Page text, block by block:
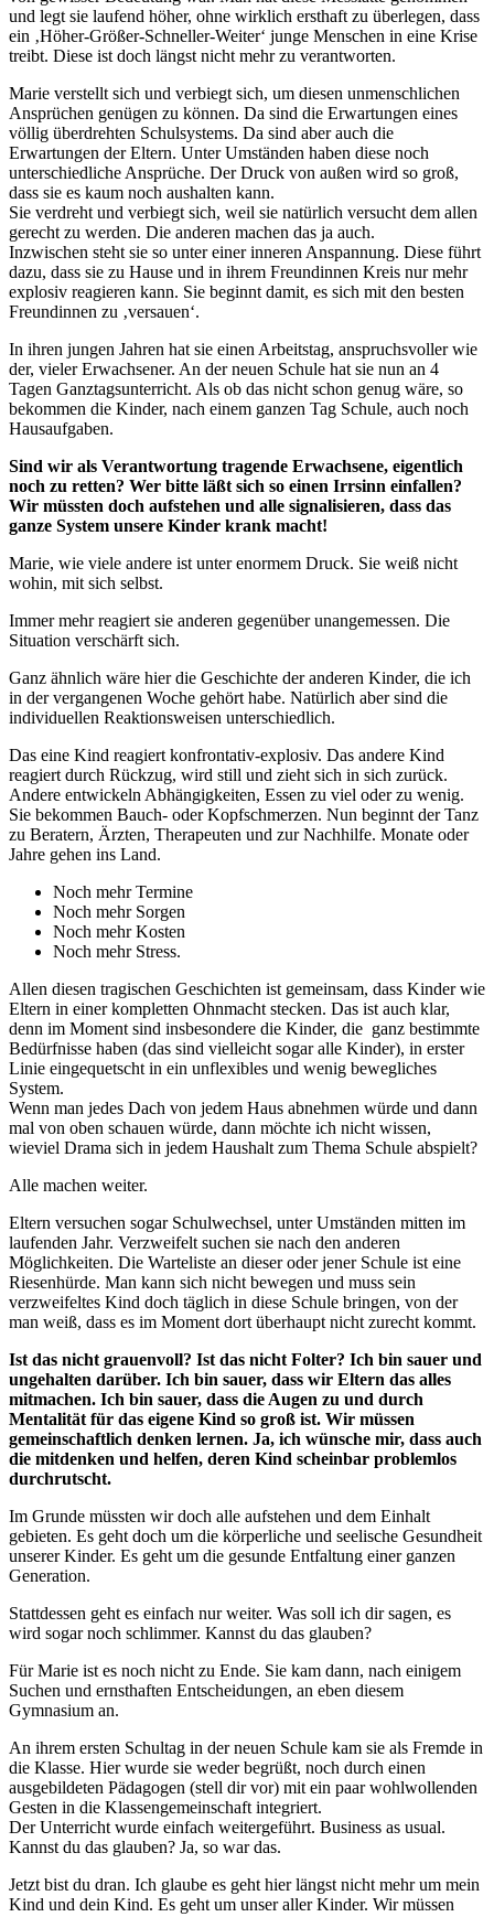
und legt sie laufend höher, ohne wirklich ersthaft zu überlegen, dass
ein ‚Höher-Größer-Schneller-Weiter‘ junge Menschen in eine Krise
treibt. Diese ist doch längst nicht mehr zu verantworten.
Marie verstellt sich und verbiegt sich, um diesen unmenschlichen
Ansprüchen genügen zu können. Da sind die Erwartungen eines
völlig überdrehten Schulsystems. Da sind aber auch die
Erwartungen der Eltern. Unter Umständen haben diese noch
unterschiedliche Ansprüche. Der Druck von außen wird so groß,
dass sie es kaum noch aushalten kann.
Sie verdreht und verbiegt sich, weil sie natürlich versucht dem allen
gerecht zu werden. Die anderen machen das ja auch.
Inzwischen steht sie so unter einer inneren Anspannung. Diese führt
dazu, dass sie zu Hause und in ihrem Freundinnen Kreis nur mehr
explosiv reagieren kann. Sie beginnt damit, es sich mit den besten
Freundinnen zu ‚versauen‘.
In ihren jungen Jahren hat sie einen Arbeitstag, anspruchsvoller wie
der, vieler Erwachsener. An der neuen Schule hat sie nun an 4
Tagen Ganztagsunterricht. Als ob das nicht schon genug wäre, so
bekommen die Kinder, nach einem ganzen Tag Schule, auch noch
Hausaufgaben.
Sind wir als Verantwortung tragende Erwachsene, eigentlich
noch zu retten? Wer bitte läßt sich so einen Irrsinn einfallen?
Wir müssten doch aufstehen und alle signalisieren, dass das
ganze System unsere Kinder krank macht!
Marie, wie viele andere ist unter enormem Druck. Sie weiß nicht
wohin, mit sich selbst.
Immer mehr reagiert sie anderen gegenüber unangemessen. Die
Situation verschärft sich.
Ganz ähnlich wäre hier die Geschichte der anderen Kinder, die ich
in der vergangenen Woche gehört habe. Natürlich aber sind die
individuellen Reaktionsweisen unterschiedlich.
Das eine Kind reagiert konfrontativ-explosiv. Das andere Kind
reagiert durch Rückzug, wird still und zieht sich in sich zurück.
Andere entwickeln Abhängigkeiten, Essen zu viel oder zu wenig.
Sie bekommen Bauch- oder Kopfschmerzen. Nun beginnt der Tanz
zu Beratern, Ärzten, Therapeuten und zur Nachhilfe. Monate oder
Jahre gehen ins Land.
Noch mehr Termine
Noch mehr Sorgen
Noch mehr Kosten
Noch mehr Stress.
Allen diesen tragischen Geschichten ist gemeinsam, dass Kinder wie
Eltern in einer kompletten Ohnmacht stecken. Das ist auch klar,
denn im Moment sind insbesondere die Kinder, die ganz bestimmte
Bedürfnisse haben (das sind vielleicht sogar alle Kinder), in erster
Linie eingequetscht in ein unflexibles und wenig bewegliches
System.
Wenn man jedes Dach von jedem Haus abnehmen würde und dann
mal von oben schauen würde, dann möchte ich nicht wissen,
wieviel Drama sich in jedem Haushalt zum Thema Schule abspielt?
Alle machen weiter.
Eltern versuchen sogar Schulwechsel, unter Umständen mitten im
laufenden Jahr. Verzweifelt suchen sie nach den anderen
Möglichkeiten. Die Warteliste an dieser oder jener Schule ist eine
Riesenhürde. Man kann sich nicht bewegen und muss sein
verzweifeltes Kind doch täglich in diese Schule bringen, von der
man weiß, dass es im Moment dort überhaupt nicht zurecht kommt.
Ist das nicht grauenvoll? Ist das nicht Folter? Ich bin sauer und
ungehalten darüber. Ich bin sauer, dass wir Eltern das alles
mitmachen. Ich bin sauer, dass die Augen zu und durch
Mentalität für das eigene Kind so groß ist. Wir müssen
gemeinschaftlich denken lernen. Ja, ich wünsche mir, dass auch
die mitdenken und helfen, deren Kind scheinbar problemlos
durchrutscht.
Im Grunde müssten wir doch alle aufstehen und dem Einhalt
gebieten. Es geht doch um die körperliche und seelische Gesundheit
unserer Kinder. Es geht um die gesunde Entfaltung einer ganzen
Generation.
Stattdessen geht es einfach nur weiter. Was soll ich dir sagen, es
wird sogar noch schlimmer. Kannst du das glauben?
Für Marie ist es noch nicht zu Ende. Sie kam dann, nach einigem
Suchen und ernsthaften Entscheidungen, an eben diesem
Gymnasium an.
An ihrem ersten Schultag in der neuen Schule kam sie als Fremde in
die Klasse. Hier wurde sie weder begrüßt, noch durch einen
ausgebildeten Pädagogen (stell dir vor) mit ein paar wohlwollenden
Gesten in die Klassengemeinschaft integriert.
Der Unterricht wurde einfach weitergeführt. Business as usual.
Kannst du das glauben? Ja, so war das.
Jetzt bist du dran. Ich glaube es geht hier längst nicht mehr um mein
Kind und dein Kind. Es geht um unser aller Kinder. Wir müssen